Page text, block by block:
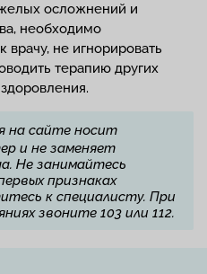
осложнений и
необходимо
не игнорировать
терапию других
на сайте носит
и не заменяет
Не занимайтесь
признаках
к специалисту. При
звоните 103 или 112.